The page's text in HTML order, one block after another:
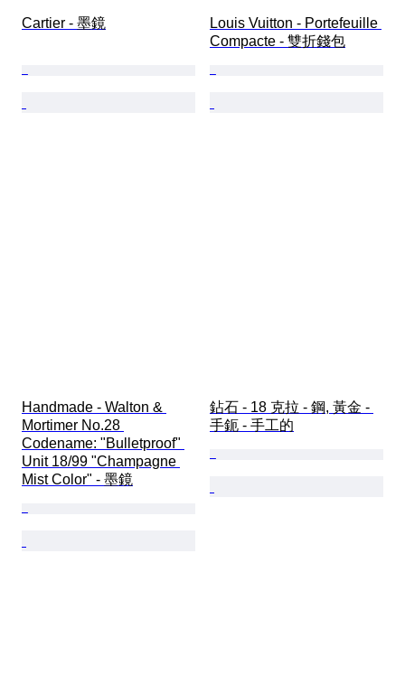
Cartier - 墨鏡
Louis Vuitton - Portefeuille
Compacte - 雙折錢包
Handmade - Walton &
Mortimer No.28
Codename: "Bulletproof"
Unit 18/99 "Champagne
Mist Color" - 墨鏡
鉆石 - 18 克拉 - 鋼, 黃金 -
手鈪 - 手工的